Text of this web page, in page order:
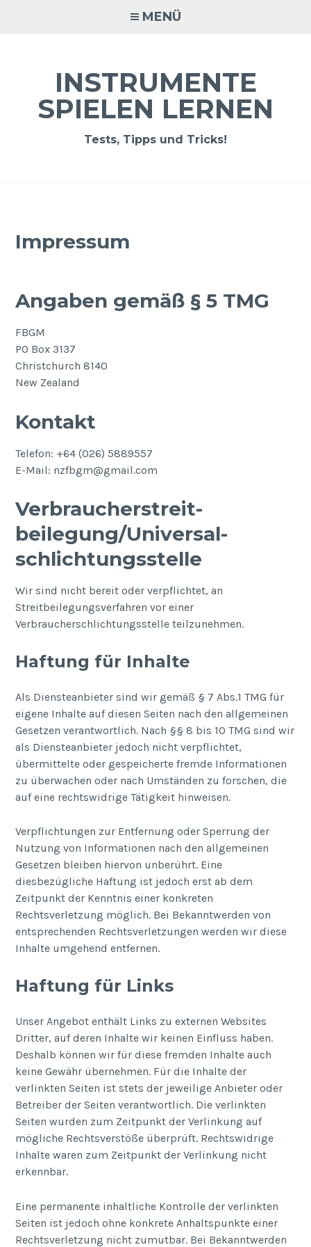
MENÜ
INSTRUMENTE
SPIELEN LERNEN
Tests, Tipps und Tricks!
Impressum
Angaben gemäß § 5 TMG
FBGM
PO Box 3137
Christchurch 8140
New Zealand
Kontakt
Telefon: +64 (026) 5889557
E-Mail: nzfbgm@gmail.com
Verbraucher­streit­
beilegung/Universal­
schlichtungs­stelle
Wir sind nicht bereit oder verpflichtet, an
Streitbeilegungsverfahren vor einer
Verbraucherschlichtungsstelle teilzunehmen.
Haftung für Inhalte
Als Diensteanbieter sind wir gemäß § 7 Abs.1 TMG für
eigene Inhalte auf diesen Seiten nach den allgemeinen
Gesetzen verantwortlich. Nach §§ 8 bis 10 TMG sind wir
als Diensteanbieter jedoch nicht verpflichtet,
übermittelte oder gespeicherte fremde Informationen
zu überwachen oder nach Umständen zu forschen, die
auf eine rechtswidrige Tätigkeit hinweisen.
Verpflichtungen zur Entfernung oder Sperrung der
Nutzung von Informationen nach den allgemeinen
Gesetzen bleiben hiervon unberührt. Eine
diesbezügliche Haftung ist jedoch erst ab dem
Zeitpunkt der Kenntnis einer konkreten
Rechtsverletzung möglich. Bei Bekanntwerden von
entsprechenden Rechtsverletzungen werden wir diese
Inhalte umgehend entfernen.
Haftung für Links
Unser Angebot enthält Links zu externen Websites
Dritter, auf deren Inhalte wir keinen Einfluss haben.
Deshalb können wir für diese fremden Inhalte auch
keine Gewähr übernehmen. Für die Inhalte der
verlinkten Seiten ist stets der jeweilige Anbieter oder
Betreiber der Seiten verantwortlich. Die verlinkten
Seiten wurden zum Zeitpunkt der Verlinkung auf
mögliche Rechtsverstöße überprüft. Rechtswidrige
Inhalte waren zum Zeitpunkt der Verlinkung nicht
erkennbar.
Eine permanente inhaltliche Kontrolle der verlinkten
Seiten ist jedoch ohne konkrete Anhaltspunkte einer
Rechtsverletzung nicht zumutbar. Bei Bekanntwerden